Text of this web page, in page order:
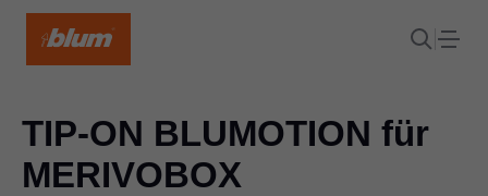
TIP-ON BLUMOTION für
MERIVOBOX